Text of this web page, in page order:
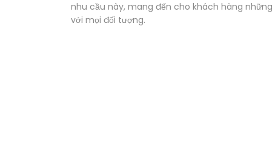
nhu cầu này, mang đến cho khách hàng
với mọi đối tượng.